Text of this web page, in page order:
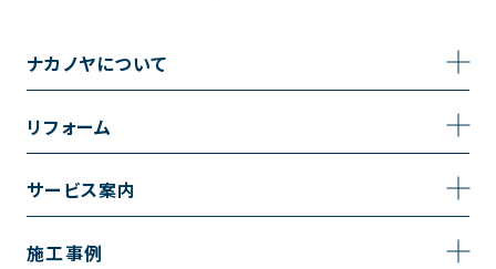
ナカノヤについて
事業内容
採用情報
リフォーム
トイレのリフォーム
サービス案内
サービスの流れ
施工事例